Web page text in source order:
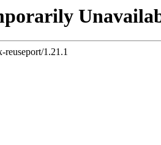
reuseport/1.21.1